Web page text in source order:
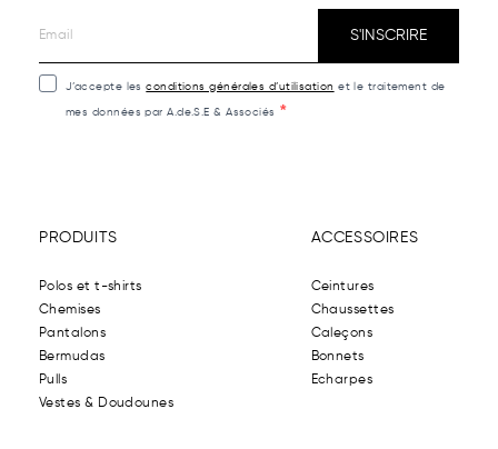
S'INSCRIRE
J’accepte lesconditions générales d’utilisation et le traitement de
mes données par A.de.S.E & Associés
PRODUITS
Polos et t-shirts
Chemises
Pantalons
Bermudas
Pulls
Vestes & Doudounes
ACCESSOIRES
Ceintures
Chaussettes
Caleçons
Bonnets
Echarpes